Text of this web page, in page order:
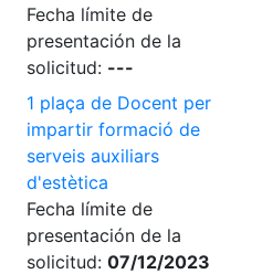
Fecha límite de
presentación de la
solicitud: ---
1 plaça de Docent per
impartir formació de
serveis auxiliars
d'estètica
Fecha límite de
presentación de la
solicitud: 07/12/2023